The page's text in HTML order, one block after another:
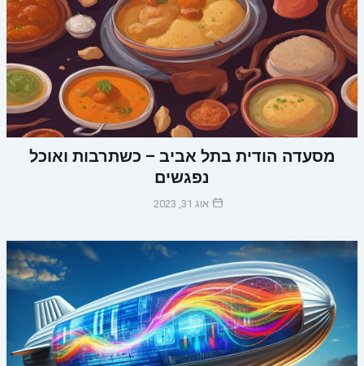
מסעדה הודית בתל אביב – כשתרבות ואוכל
נפגשים
אוג 31, 2023